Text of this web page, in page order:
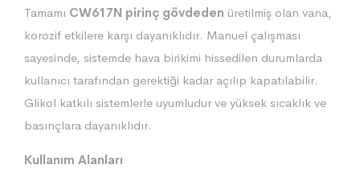
Tamamı CW617N pirinç gövdeden üretilmiş olan vana,
korozif etkilere karşı dayanıklıdır. Manuel çalışması
sayesinde, sistemde hava birikimi hissedilen durumlarda
kullanıcı tarafından gerektiği kadar açılıp kapatılabilir.
Glikol katkılı sistemlerle uyumludur ve yüksek sıcaklık ve
basınçlara dayanıklıdır.
Kullanım Alanları